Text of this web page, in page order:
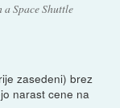
Space Shuttle
zasedeni) brez
narast cene na